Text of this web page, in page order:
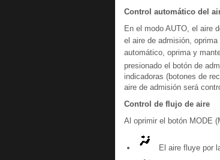
Control automático del
En el modo AUTO, el aire
el aire de admisión,
automático, oprima y
presionado el botón de
indicadoras (botones de
aire de admisión será
Control de flujo de aire
Al oprimir el botón MODE
El aire fluye por